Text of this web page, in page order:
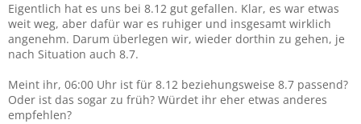
Eigentlich hat es uns bei 8.12 gut gefallen. Klar, es war etwas
weit weg, aber dafür war es ruhiger und insgesamt wirklich
angenehm. Darum überlegen wir, wieder dorthin zu gehen, je
nach Situation auch 8.7.
Meint ihr, 06:00 Uhr ist für 8.12 beziehungsweise 8.7 passend?
Oder ist das sogar zu früh? Würdet ihr eher etwas anderes
empfehlen?